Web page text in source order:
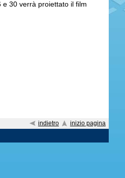
30 verrà proiettato il film
indietro
inizio pagina